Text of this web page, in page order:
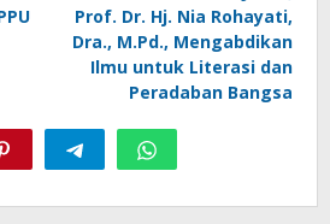
Prof. Dr. Hj. Nia Rohayati,
Dra., M.Pd., Mengabdikan
Ilmu untuk Literasi dan
Peradaban Bangsa